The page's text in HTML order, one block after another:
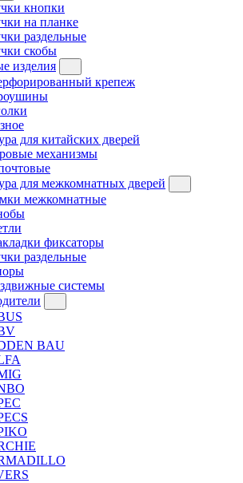
кнопки
на планке
раздельные
скобы
изделия
крепеж
для китайских дверей
механизмы
для межкомнатных дверей
межкомнатные
фиксаторы
раздельные
системы
BAU